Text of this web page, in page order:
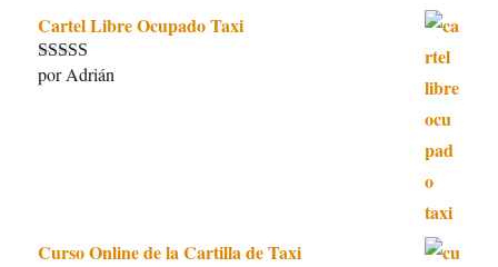
Cartel Libre Ocupado Taxi
Valorado con
por Adrián
Curso Online de la Cartilla de Taxi